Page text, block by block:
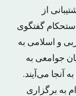
از
گفتگوی
و اسلامی به
جوامعی به
آنجا می‌آیند.
به برگزاری